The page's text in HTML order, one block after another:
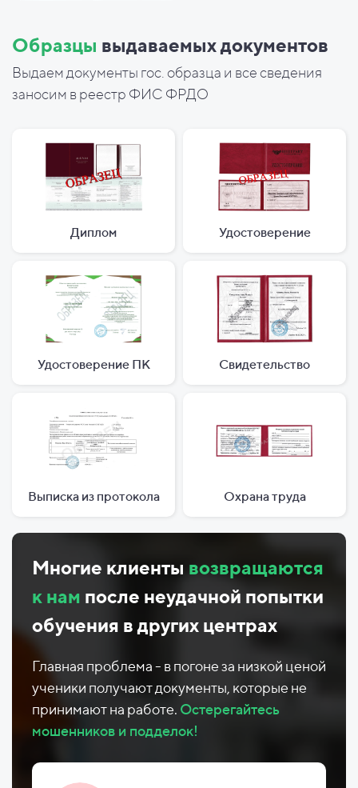
Образцы выдаваемых документов
Выдаем документы гос. образца и все сведения
заносим в реестр ФИС ФРДО
Диплом Удостоверение
Удостоверение ПК Свидетельство
Выписка из протокола Охрана труда
Многие клиенты возвращаются
к нам после неудачной попытки
обучения в других центрах
Главная проблема - в погоне за низкой ценой
ученики получают документы, которые не
принимают на работе. Остерегайтесь
мошенников и подделок!